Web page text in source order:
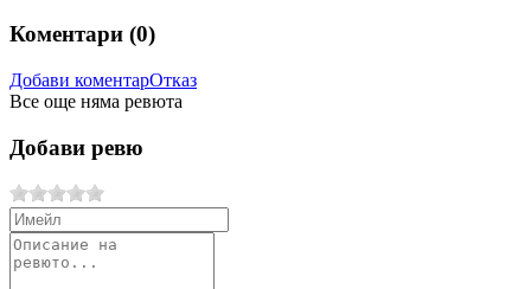
Коментари (0)
Добави коментарОтказ
Все още няма ревюта
Добави ревю